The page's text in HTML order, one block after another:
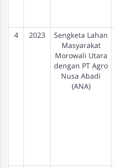
4 2023
Sengketa Lahan
Masyarakat
Morowali Utara
dengan PT Agro
Nusa Abadi
(ANA)